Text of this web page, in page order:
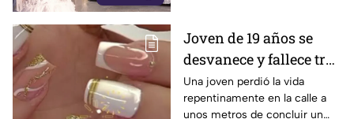
Joven de 19 años se
desvanece y fallece tras
ponerse uñas en
Coahuila
Una joven perdió la vida
repentinamente en la calle a
unos metros de concluir un